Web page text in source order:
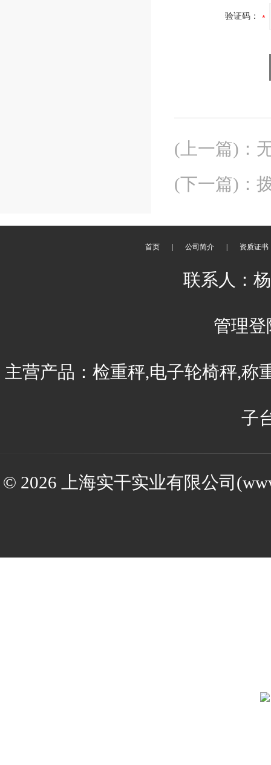
验证码：
(上一篇) ：
(下一篇) ：
首页 公司简介 资质证书
联系人：
管理登
主营产品：检重秤,电子轮椅秤,称
子
© 2026 上海实干实业有限公司